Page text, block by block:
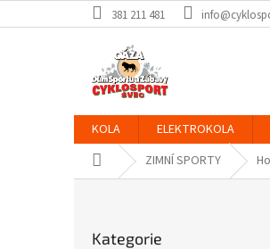
na
381 211 481
KOLA ELEKTROKOLA
Domů ZIMNÍ SPORTY
kategorie
Kategorie